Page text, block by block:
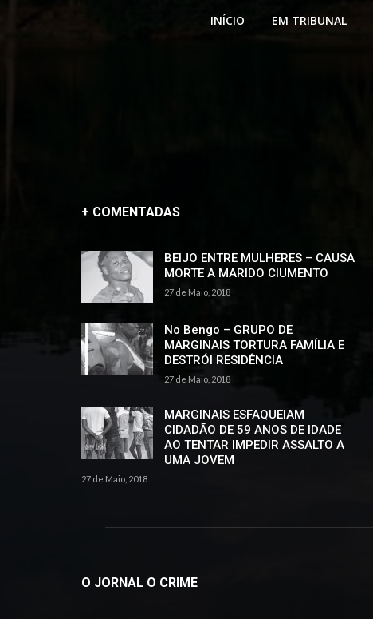
INÍCIO EM TRIBUNAL
+ COMENTADAS
BEIJO ENTRE MULHERES – CAUSA
MORTE A MARIDO CIUMENTO
27 de Maio, 2018
No Bengo – GRUPO DE
MARGINAIS TORTURA FAMÍLIA E
DESTRÓI RESIDÊNCIA
27 de Maio, 2018
MARGINAIS ESFAQUEIAM
CIDADÃO DE 59 ANOS DE IDADE
AO TENTAR IMPEDIR ASSALTO A
UMA JOVEM
27 de Maio, 2018
O JORNAL O CRIME